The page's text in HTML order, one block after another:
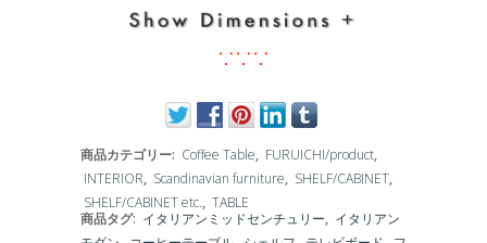
∵∵∵
商品カテゴリー: Coffee Table, FURUICHI/product,
INTERIOR, Scandinavian furniture, SHELF/CABINET,
SHELF/CABINET etc., TABLE
商品タグ: イタリアンミッドセンチュリー, イタリアン